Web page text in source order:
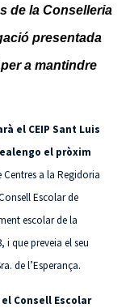
de la Conselleria
presentada
a mantindre
el CEIP Sant Luis
el pròxim
a la Regidoria
Escolar de
escolar de la
i que preveia el seu
de l’Esperança.
el Consell Escolar